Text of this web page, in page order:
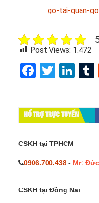
go-tai-quan-
Post Views: 1.472
HỔ TRỢ TRỰC TUYẾN
CSKH tại TPHCM
0906.700.438 - Mr: Đức
CSKH tại Đồng Nai